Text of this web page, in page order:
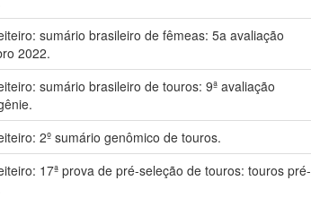
sumário brasileiro de fêmeas: 5a avaliação
2022.
sumário brasileiro de touros: 9ª avaliação
2º sumário genômico de touros.
17ª prova de pré-seleção de touros: touros pré-